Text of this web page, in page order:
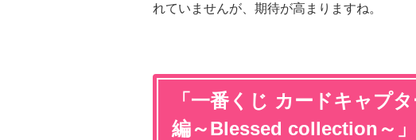
れていませんが、期待が高まりますね。
「一番くじ カードキャプ
編～Blessed collection～